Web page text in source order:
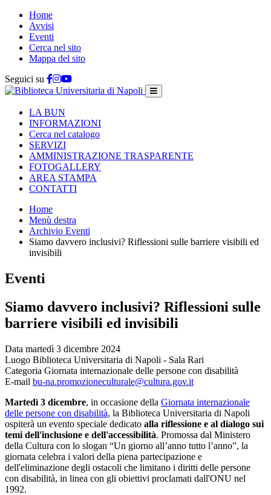
Home
Avvisi
Eventi
Cerca nel sito
Mappa del sito
Seguici su
LA BUN
INFORMAZIONI
Cerca nel catalogo
SERVIZI
AMMINISTRAZIONE TRASPARENTE
FOTOGALLERY
AREA STAMPA
CONTATTI
Home
Menù destra
Archivio Eventi
Siamo davvero inclusivi? Riflessioni sulle barriere visibili ed
invisibili
Eventi
Siamo davvero inclusivi? Riflessioni sulle
barriere visibili ed invisibili
Data martedì 3 dicembre 2024
Luogo Biblioteca Universitaria di Napoli - Sala Rari
Categoria Giornata internazionale delle persone con disabilità
E-mail bu-na.promozioneculturale@cultura.gov.it
Martedì 3 dicembre, in occasione della Giornata internazionale
delle persone con disabilità, la Biblioteca Universitaria di Napoli
ospiterà un evento speciale dedicato alla riflessione e al dialogo sui
temi dell'inclusione e dell'accessibilità. Promossa dal Ministero
della Cultura con lo slogan “Un giorno all’anno tutto l’anno”, la
giornata celebra i valori della piena partecipazione e
dell'eliminazione degli ostacoli che limitano i diritti delle persone
con disabilità, in linea con gli obiettivi proclamati dall'ONU nel
1992.